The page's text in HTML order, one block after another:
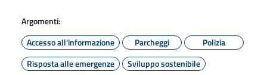
Argomenti:
Accesso all'informazione
Parcheggi
Polizia
Risposta alle emergenze
Sviluppo sostenibile